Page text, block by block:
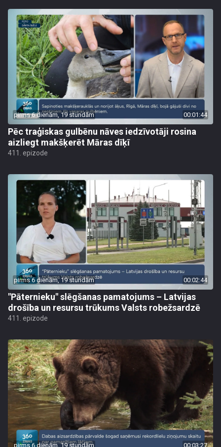
pirms 6 dienām, 19 stundām 00:01:44
Pēc traģiskas gulbēnu nāves iedzīvotāji rosina
aizliegt makšķerēt Māras dīķī
411. epizode
pirms 6 dienām, 19 stundām 00:02:44
"Pāternieku" slēgšanas pamatojums – Latvijas
drošība un resursu trūkums Valsts robežsardzē
411. epizode
pirms 6 dienām, 19 stundām 00:03:27